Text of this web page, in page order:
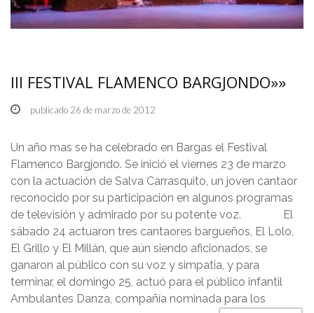
III FESTIVAL FLAMENCO BARGJONDO»»
publicado 26 de marzo de 2012
Un año mas se ha celebrado en Bargas el Festival
Flamenco Bargjondo. Se inició el viernes 23 de marzo
con la actuación de Salva Carrasquito, un joven cantaor
reconocido por su participación en algunos programas
de televisión y admirado por su potente voz. El
sábado 24 actuaron tres cantaores bargueños, El Lolo,
El Grillo y El Millán, que aún siendo aficionados, se
ganaron al público con su voz y simpatia, y para
terminar, el domingo 25, actuó para el público infantil
Ambulantes Danza, compañía nominada para los